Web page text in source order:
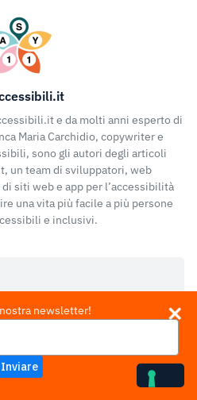
e da molti anni esperto di
Maria Carchidio, copywriter e
sono gli autori degli articoli
un team di sviluppatori, web
siti web e app per l’accessibilità
una vita più facile a più persone
e inclusivi.
a strumento
newsletter!
Inviare